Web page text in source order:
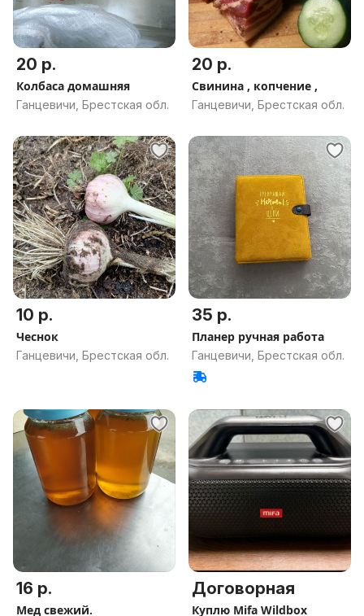
20 р.
Колбаса домашняя
Ганцевичи, Брестская обл.
20 р.
Свинина , копчение ,
Ганцевичи, Брестская обл.
10 р.
Чеснок
Ганцевичи, Брестская обл.
35 р.
Планер ручная работа
Ганцевичи, Брестская обл.
16 р.
Мед свежий.
Договорная
Куплю Mifa Wildbox